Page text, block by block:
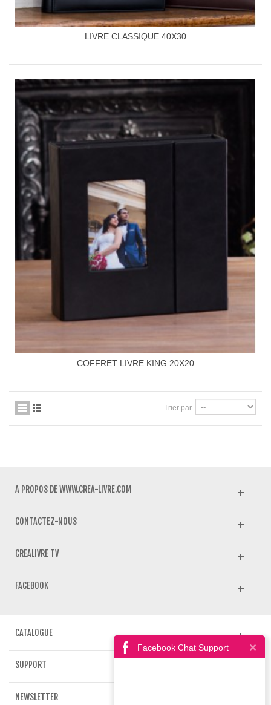
LIVRE CLASSIQUE 40X30
COFFRET LIVRE KING 20X20
Trier par
A PROPOS DE WWW.CREA-LIVRE.COM
CONTACTEZ-NOUS
CREALIVRE TV
FACEBOOK
CATALOGUE
SUPPORT
NEWSLETTER
Facebook Chat Support